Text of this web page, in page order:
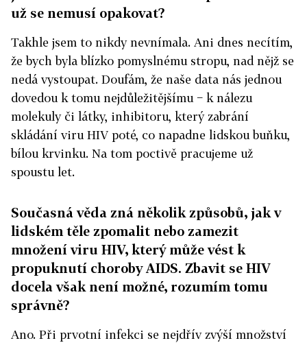
už se nemusí opakovat?
Takhle jsem to nikdy nevnímala. Ani dnes necítím,
že bych byla blízko pomyslnému stropu, nad nějž se
nedá vystoupat. Doufám, že naše data nás jednou
dovedou k tomu nejdůležitějšímu − k nálezu
molekuly či látky, inhibitoru, který zabrání
skládání viru HIV poté, co napadne lidskou buňku,
bílou krvinku. Na tom poctivě pracujeme už
spoustu let.
Současná věda zná několik způsobů, jak v
lidském těle zpomalit nebo zamezit
množení viru HIV, který může vést k
propuknutí choroby AIDS. Zbavit se HIV
docela však není možné, rozumím tomu
správně?
Ano. Při prvotní infekci se nejdřív zvýší množství